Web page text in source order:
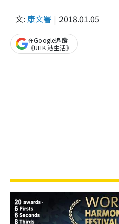
文: 康文署 2018.01.05
在Google追蹤
《UHK 港生活》